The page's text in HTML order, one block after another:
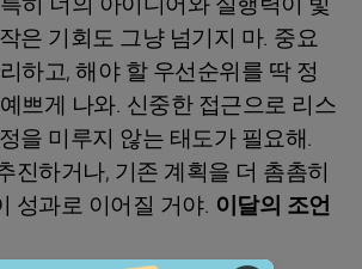
은 기회도 그냥 넘기지 마. 중요
하고, 해야 할 우선순위를 딱 정
쁘게 나와. 신중한 접근으로 리스
을 미루지 않는 태도가 필요해.
진하거나, 기존 계획을 더 촘촘히
성과로 이어질 거야. 이달의 조언